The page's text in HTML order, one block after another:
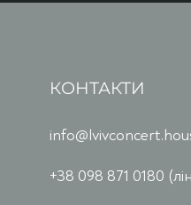
КОНТАКТИ
+38 098 871 0180